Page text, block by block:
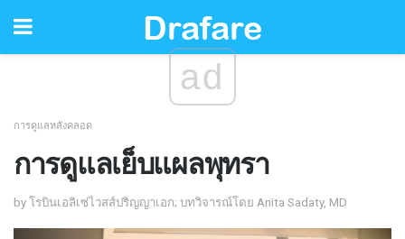
ad
การดูแลหลังคลอด
การดูแลเย็บแผลพุทรา
by โรบินเอลิเซ่ไวสส์ปริญญาเอก; บทวิจารณ์โดย Anita Sadaty, MD